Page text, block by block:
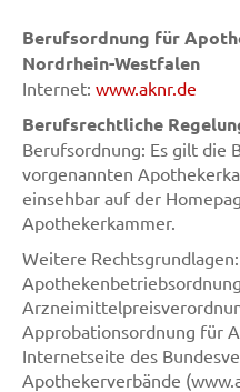
Berufsordnung für
Nordrhein-Westfalen
Internet: www.aknr.de
Berufsrechtliche
Berufsordnung: Es gilt die
vorgenannten
einsehbar auf der
Apothekerkammer.
Weitere
Apothekenbetriebsordnung,
Approbationsordnung für
Internetseite des
Apothekerverbände